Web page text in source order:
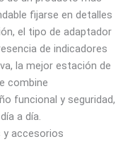
fijarse en detalles
el tipo de adaptador
de indicadores
la mejor estación de
combine
funcional y seguridad,
a día.
y accesorios